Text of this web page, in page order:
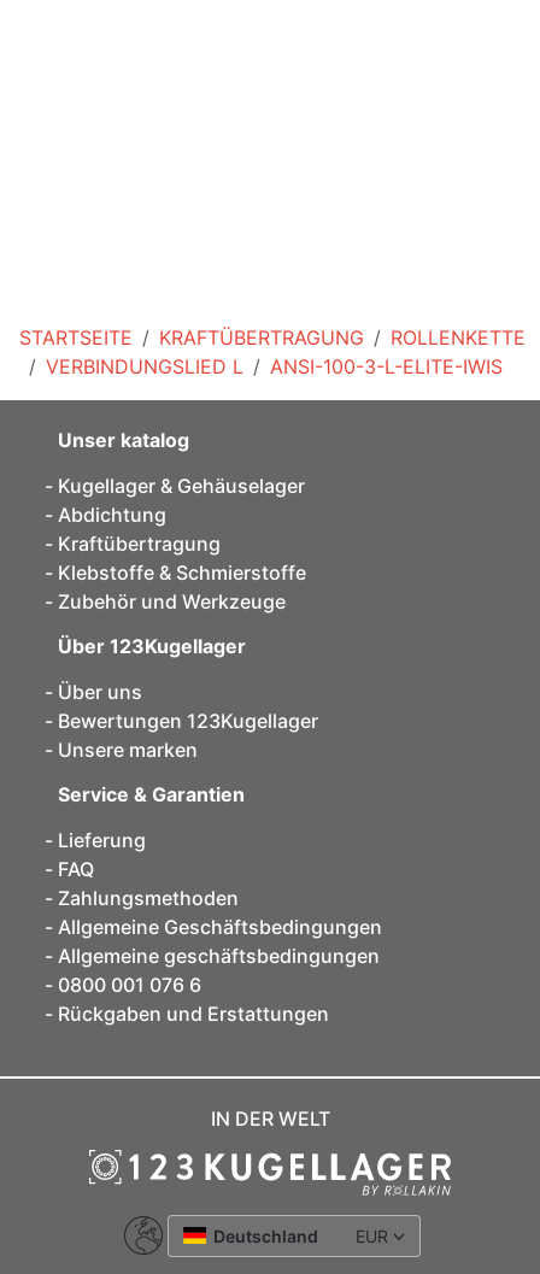
STARTSEITE KRAFTÜBERTRAGUNG
ROLLENKETTE
VERBINDUNGSLIED L
ANSI-100-3-L-ELITE-IWIS
Unser katalog
Kugellager & Gehäuselager
Abdichtung
Kraftübertragung
Klebstoffe & Schmierstoffe
Zubehör und Werkzeuge
Über 123Kugellager
Über uns
Bewertungen 123Kugellager
Unsere marken
Service & Garantien
Lieferung
FAQ
Zahlungsmethoden
Allgemeine Geschäftsbedingungen
Allgemeine geschäftsbedingungen
0800 001 076 6
Rückgaben und Erstattungen
IN DER WELT
Deutschland EUR